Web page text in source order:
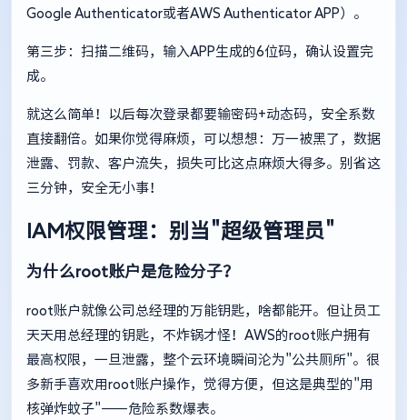
Google Authenticator或者AWS Authenticator APP）。
第三步：扫描二维码，输入APP生成的6位码，确认设置完
成。
就这么简单！以后每次登录都要输密码+动态码，安全系数
直接翻倍。如果你觉得麻烦，可以想想：万一被黑了，数据
泄露、罚款、客户流失，损失可比这点麻烦大得多。别省这
三分钟，安全无小事！
IAM权限管理：别当"超级管理员"
为什么root账户是危险分子？
root账户就像公司总经理的万能钥匙，啥都能开。但让员工
天天用总经理的钥匙，不炸锅才怪！AWS的root账户拥有
最高权限，一旦泄露，整个云环境瞬间沦为"公共厕所"。很
多新手喜欢用root账户操作，觉得方便，但这是典型的"用
核弹炸蚊子"——危险系数爆表。